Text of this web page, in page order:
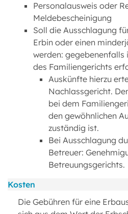
Personalausweis oder
Meldebescheinigung
Soll die Ausschlagung
Erbin oder einen
werden: gegebenenfalls
des Familiengerichts
Auskünfte hierzu
Nachlassgericht.
bei dem
den gewöhnlichen
zuständig ist.
Bei Ausschlagung
Betreuer:
Betreuungsgerichts.
Kosten
Die Gebühren für eine